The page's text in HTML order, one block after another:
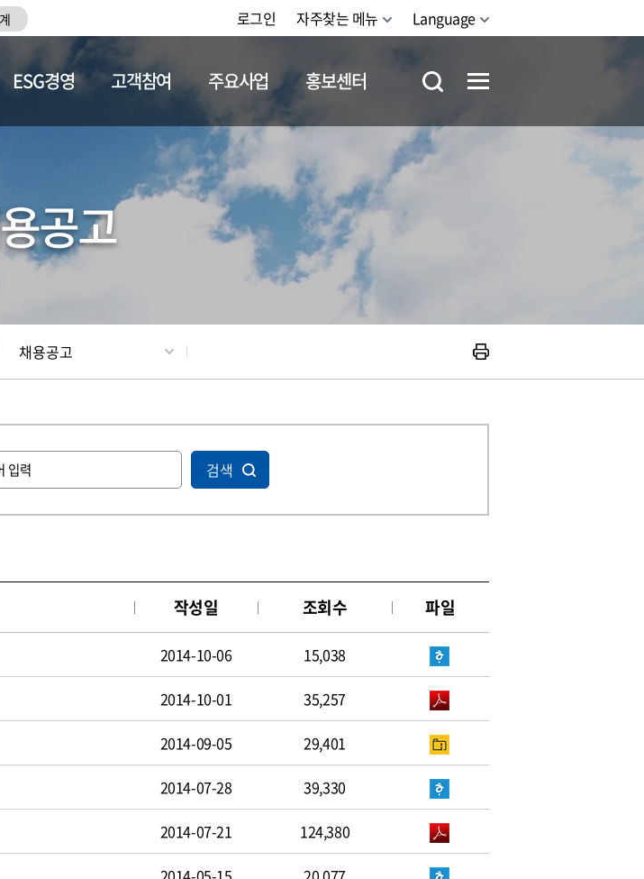
로그인 자주찾는 메뉴 Language
채용정보
ESG경영 고객참여 주요사업 홍보센터
공고
채용공고
검색
작성일 조회수 파일
2014-10-06 15,038
2014-10-01 35,257
2014-09-05 29,401
2014-07-28 39,330
2014-07-21 124,380